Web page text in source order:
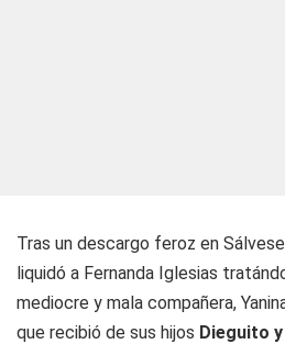
Tras un descargo feroz en
liquidó a Fernanda Iglesias
mediocre y mala compañera,
que recibió de sus hijos Dieguito